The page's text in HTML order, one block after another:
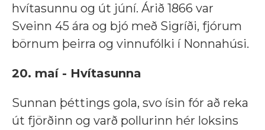
hvítasunnu og út júní. Árið 1866 var
Sveinn 45 ára og bjó með Sigríði, fjórum
börnum þeirra og vinnufólki í Nonnahúsi.
20. maí - Hvítasunna
Sunnan þéttings gola, svo ísin fór að reka
út fjörðinn og varð pollurinn hér loksins